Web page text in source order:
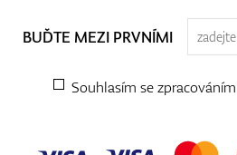
BUĎTE MEZI PRVNÍMI
Souhlasím se zpracováním